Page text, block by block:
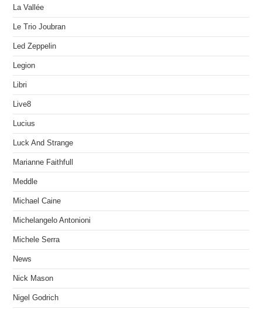
La Vallée
Le Trio Joubran
Led Zeppelin
Legion
Libri
Live8
Lucius
Luck And Strange
Marianne Faithfull
Meddle
Michael Caine
Michelangelo Antonioni
Michele Serra
News
Nick Mason
Nigel Godrich